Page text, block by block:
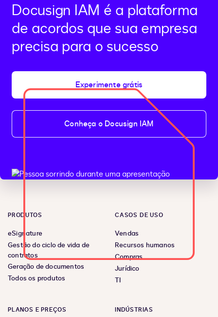
Docusign IAM é a plataforma
de acordos que sua empresa
precisa para o sucesso
Experimente grátis
Conheça o Docusign IAM
PRODUTOS
eSignature
Gestão do ciclo de vida de
contratos
Geração de documentos
Todos os produtos
CASOS DE USO
Vendas
Recursos humanos
Compras
Jurídico
TI
PLANOS E PREÇOS INDÚSTRIAS